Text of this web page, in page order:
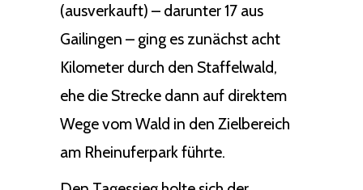
(ausverkauft) – darunter 17 aus
Gailingen – ging es zunächst acht
Kilometer durch den Staffelwald,
ehe die Strecke dann auf direktem
Wege vom Wald in den Zielbereich
am Rheinuferpark führte.